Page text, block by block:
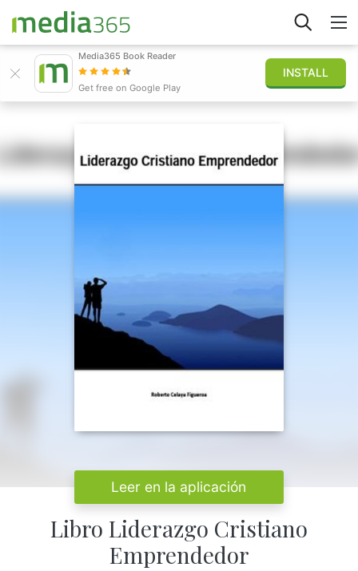
Publicar
Media365 Book Reader
Get free on Google Play
INSTALL
Leer en la aplicación
Libro Liderazgo Cristiano
Emprendedor